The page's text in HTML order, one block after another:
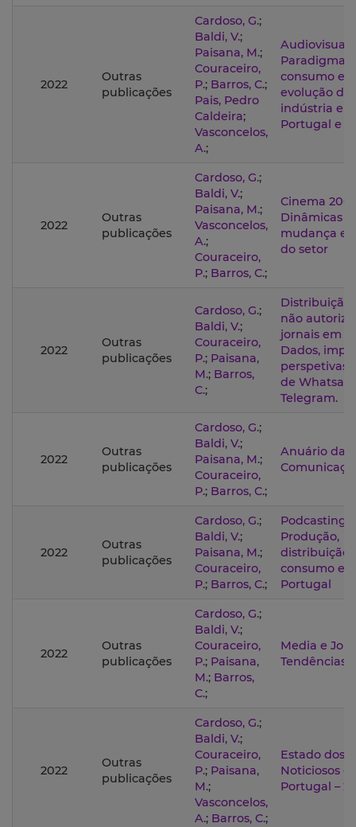
2022
Outras
publicações
Cardoso, G.;
Baldi, V.;
Paisana, M.;
Couraceiro,
P.; Barros, C.;
Pais, Pedro
Caldeira;
Vasconcelos,
A.;
Audiovisual
Paradigmas
consumo e
evolução da
indústria em
Portugal e
2022
Outras
publicações
Cardoso, G.;
Baldi, V.;
Paisana, M.;
Vasconcelos,
A.;
Couraceiro,
P.; Barros, C.;
Cinema
Dinâmicas
mudança e
do setor
2022
Outras
publicações
Cardoso, G.;
Baldi, V.;
Couraceiro,
P.; Paisana,
M.; Barros,
C.;
Distribuição
não
jornais em
Dados,
perspetivas:
de
Telegram.
2022
Outras
publicações
Cardoso, G.;
Baldi, V.;
Paisana, M.;
Couraceiro,
P.; Barros, C.;
Anuário da
2022
Outras
publicações
Cardoso, G.;
Baldi, V.;
Paisana, M.;
Couraceiro,
P.; Barros, C.;
Podcasting –
Produção,
distribuição
consumo em
Portugal
2022
Outras
publicações
Cardoso, G.;
Baldi, V.;
Couraceiro,
P.; Paisana,
M.; Barros,
C.;
Media e
Tendências
2022
Outras
publicações
Cardoso, G.;
Baldi, V.;
Couraceiro,
P.; Paisana,
M.;
Vasconcelos,
A.; Barros, C.;
Estado dos
Noticiosos
Portugal –